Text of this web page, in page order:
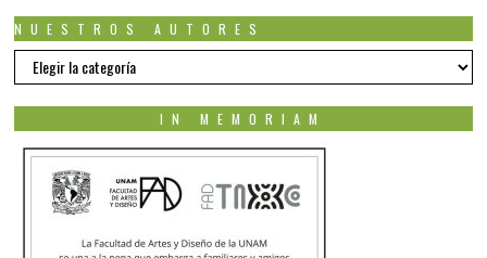
NUESTROS AUTORES
Nuestros
autores
IN MEMORIAM